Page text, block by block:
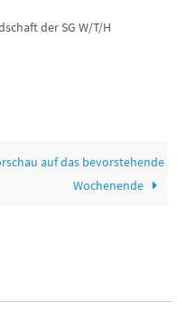
der SG W/T/H
auf das bevorstehende
Wochenende